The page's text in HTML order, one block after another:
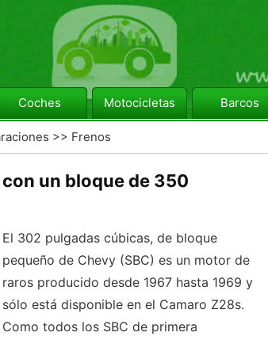
Coches Motocicletas Barcos
>> Frenos
un bloque de 350
El 302 pulgadas cúbicas, de bloque
pequeño de Chevy (SBC) es un motor de
raros producido desde 1967 hasta 1969 y
sólo está disponible en el Camaro Z28s.
Como todos los SBC de primera